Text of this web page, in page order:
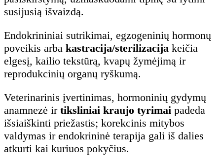
susijusią išvaizdą.
Endokrininiai sutrikimai, egzogeninių hormonų
poveikis arba kastracija/sterilizacija keičia
elgesį, kailio tekstūrą, kvapų žymėjimą ir
reprodukcinių organų ryškumą.
Veterinarinis įvertinimas, hormoninių gydymų
anamnezė ir tiksliniai kraujo tyrimai padeda
išsiaiškinti priežastis; korekcinis mitybos
valdymas ir endokrininė terapija gali iš dalies
atkurti kai kuriuos pokyčius.